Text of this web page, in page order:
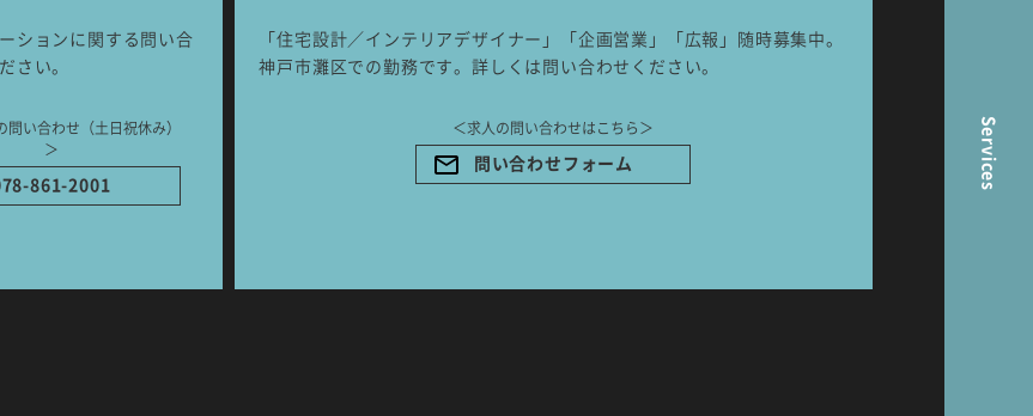
Services
ションに関する問い合
さい。
問い合わせ（土日祝休み）
＞
861-2001
「住宅設計／インテリアデザイナー」「企画営業」「広報」随時募集中。
神戸市灘区での勤務です。詳しくは問い合わせください。
＜求人の問い合わせはこちら＞
問い合わせフォーム
ご相談はこちらから